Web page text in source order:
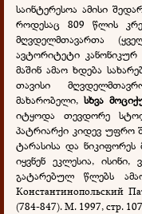
საინტერესოა ამისი
როდესაც 809 წლის
მღვდელმთავართა
ავტორიტეტი
მაშინ ამაო ხდება
თავისი
მახარობელი, სხვა
იტყოდა თევდორე
პატრიარქი კიდევ უფრო
ტარასისა და
იყვნენ ეკლესია,
გატარებულ წლებს
Константинопольский
(784-847). М. 1997, стр.